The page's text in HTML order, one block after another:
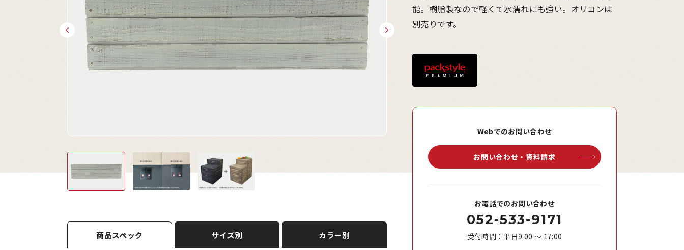
商品スペック サイズ別 カラー別
能。樹脂製なので軽くて水濡れにも強い。オリコンは
別売りです。
Webでのお問い合わせ
お問い合わせ・資料請求
お電話でのお問い合わせ
052-533-9171
受付時間：平日9:00 ～ 17:00